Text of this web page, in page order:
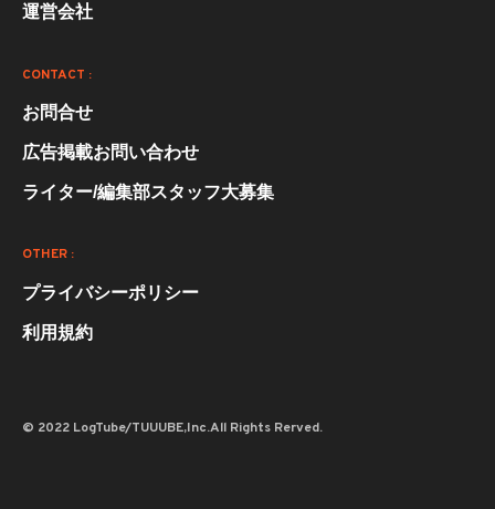
運営会社
CONTACT :
お問合せ
広告掲載お問い合わせ
ライター/編集部スタッフ大募集
OTHER :
プライバシーポリシー
利用規約
© 2022 LogTube/TUUUBE,Inc.All Rights Rerved.